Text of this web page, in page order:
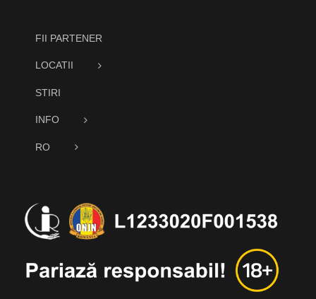
FII PARTENER
LOCATII
STIRI
INFO
RO